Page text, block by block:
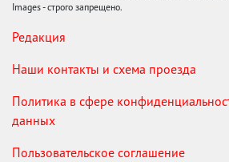
Images - строго запрещено.
Редакция
Наши контакты и схема проезда
Политика в сфере
данных
Пользовательское соглашение